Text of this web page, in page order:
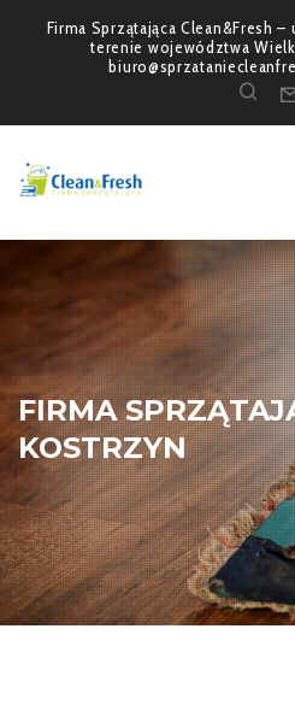
Firma Sprzątająca Clean&Fresh
terenie województwa
FIRMA
KOSTRZYN